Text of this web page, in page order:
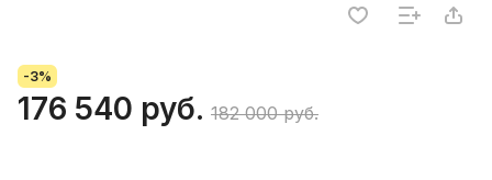
-3%
176 540 руб. 182 000 руб.